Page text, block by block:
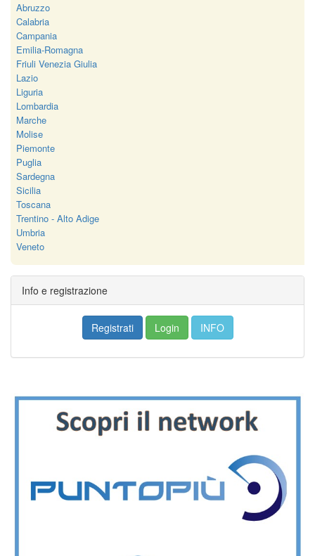
Abruzzo
Calabria
Campania
Emilia-Romagna
Friuli Venezia Giulia
Lazio
Liguria
Lombardia
Marche
Molise
Piemonte
Puglia
Sardegna
Sicilia
Toscana
Trentino - Alto Adige
Umbria
Veneto
Info e registrazione
Registrati Login INFO